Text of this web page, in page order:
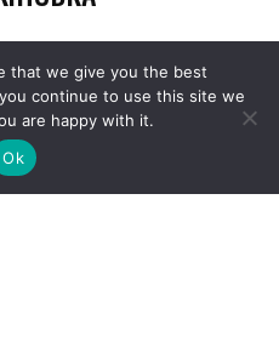
that we give you the best
continue to use this site we
are happy with it.
Ok